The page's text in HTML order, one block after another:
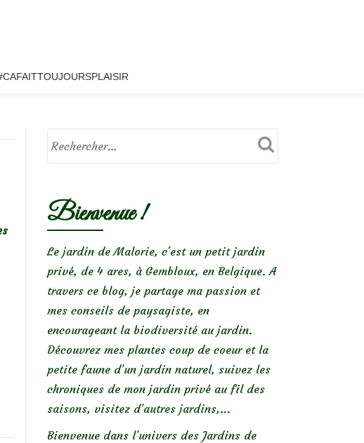
Bienvenue !
Le jardin de Malorie, c'est un petit jardin
privé, de 4 ares, à Gembloux, en Belgique. A
travers ce blog, je partage ma passion et
mes conseils de paysagiste, en
encourageant la biodiversité au jardin.
Découvrez mes plantes coup de coeur et la
petite faune d’un jardin naturel, suivez les
chroniques de mon jardin privé au fil des
saisons, visitez d’autres jardins,...
Bienvenue dans l’univers des Jardins de